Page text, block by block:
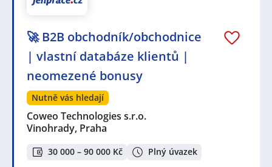
🚀 B2B obchodník/obchodnice
| vlastní databáze klientů |
neomezené bonusy
Nutně vás hledají
Coweo Technologies s.r.o.
Vinohrady, Praha
30 000 – 90 000 Kč Plný úvazek